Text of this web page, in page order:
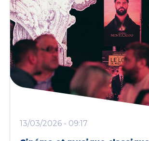
13/03/2026 - 09:17